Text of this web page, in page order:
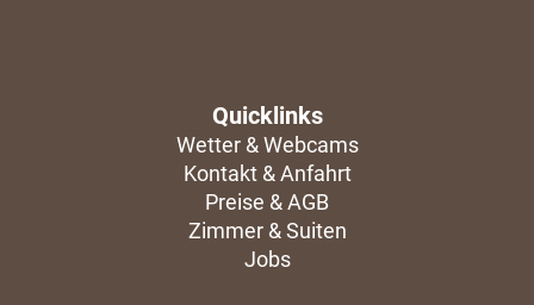
Quicklinks
Wetter & Webcams
Kontakt & Anfahrt
Preise & AGB
Zimmer & Suiten
Jobs